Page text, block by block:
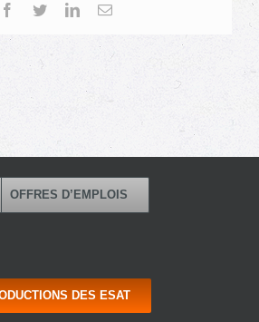
Facebook
TwitterLinkedInEmail
OFFRES D’EMPLOIS
DES ESAT